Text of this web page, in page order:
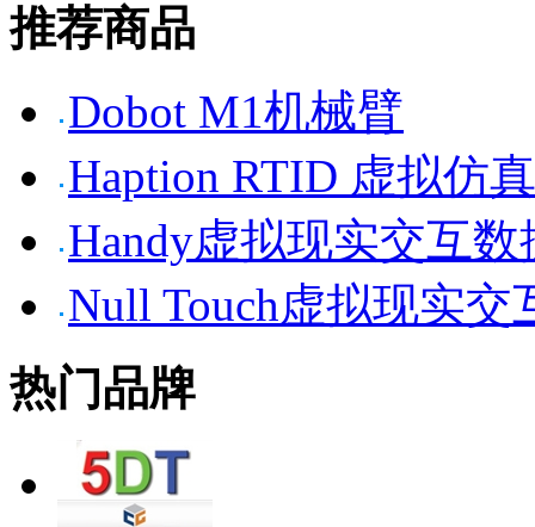
推荐商品
Dobot M1机械臂
Haption RTID 虚拟仿
Handy虚拟现实交互数
Null Touch虚拟现实交
热门品牌